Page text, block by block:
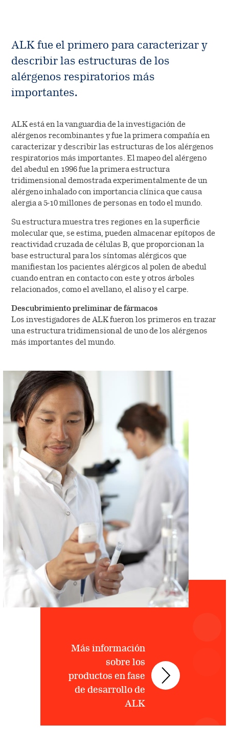
Annual general meeting
Annual general meeting (DK)
Webcasts & presentations
Investor calendar
Analyst coverage
Analyst estimates
Shareholder information
Authorizations
ADR Programme
Management
Board of directors
AGM (DK)
ALK fue el primero para caracterizar y
describir las estructuras de los
alérgenos respiratorios más
importantes.
ALK está en la vanguardia de la investigación de
alérgenos recombinantes y fue la primera compañía en
caracterizar y describir las estructuras de los alérgenos
respiratorios más importantes. El mapeo del alérgeno
del abedul en 1996 fue la primera estructura
tridimensional demostrada experimentalmente de un
alérgeno inhalado con importancia clínica que causa
alergia a 5-10 millones de personas en todo el mundo.
Su estructura muestra tres regiones en la superficie
molecular que, se estima, pueden almacenar epítopos de
reactividad cruzada de células B, que proporcionan la
base estructural para los síntomas alérgicos que
manifiestan los pacientes alérgicos al polen de abedul
cuando entran en contacto con este y otros árboles
relacionados, como el avellano, el aliso y el carpe.
Descubrimiento preliminar de fármacos
Los investigadores de ALK fueron los primeros en trazar
una estructura tridimensional de uno de los alérgenos
más importantes del mundo.
Más información
sobre los
productos en fase
de desarrollo de
ALK